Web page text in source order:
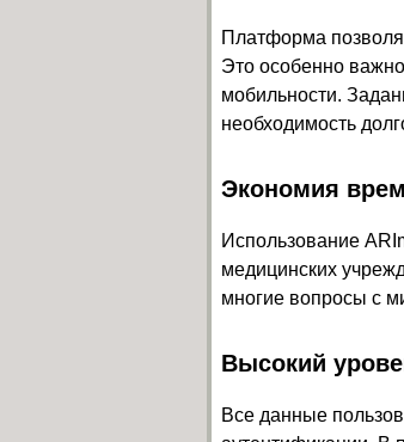
Платформа
Это особенно
мобильности.
необходимость
Экономия
Использование
медицинских
многие вопросы с
Высокий
Все данные